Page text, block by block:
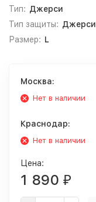
Тип: Джерси
Тип защиты: Джерси
Размер: L
Москва:
Нет в наличии
Краснодар:
Нет в наличии
Цена:
1 890 ₽